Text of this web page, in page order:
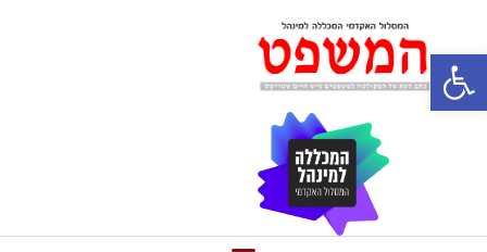
פתח סרגל נגישות